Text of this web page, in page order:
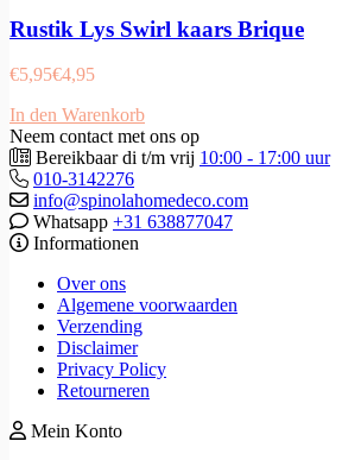
Rustik Lys Swirl kaars Brique
€5,95€4,95
In den Warenkorb
Neem contact met ons op
Bereikbaar di t/m vrij 10:00 - 17:00 uur
010-3142276
info@spinolahomedeco.com
Whatsapp +31 638877047
Informationen
Over ons
Algemene voorwaarden
Verzending
Disclaimer
Privacy Policy
Retourneren
Mein Konto